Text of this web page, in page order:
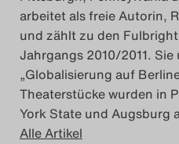
Das
Das
2018
arbeitet als freie Autorin,
und zählt zu den
Jahrgangs 2010/2011.
„Globalisierung auf
Theaterstücke wurden in
York State und Augsburg
Alle Artikel